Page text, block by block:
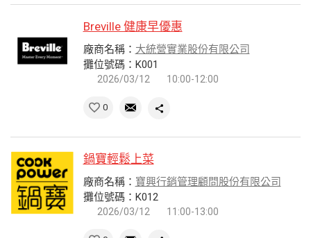
Breville 健康早優惠
廠商名稱： 大統營實業股份有限公司
攤位號碼：K001
2026/03/12 10:00-12:00
0
鍋寶輕鬆上菜
廠商名稱： 寶興行銷管理顧問股份有限公司
攤位號碼：K012
2026/03/12 11:00-13:00